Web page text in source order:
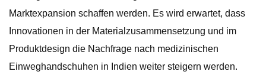
Marktexpansion schaffen werden. Es wird erwartet, dass
Innovationen in der Materialzusammensetzung und im
Produktdesign die Nachfrage nach medizinischen
Einweghandschuhen in Indien weiter steigern werden.